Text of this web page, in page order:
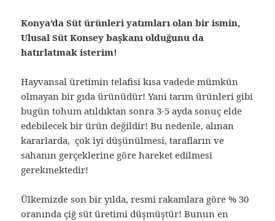
Konya’da Süt ürünleri yatımları olan bir ismin,
Ulusal Süt Konsey başkanı olduğunu da
hatırlatmak isterim!
Hayvansal üretimin telafisi kısa vadede mümkün
olmayan bir gıda ürünüdür! Yani tarım ürünleri gibi
bugün tohum atıldıktan sonra 3-5 ayda sonuç elde
edebilecek bir ürün değildir! Bu nedenle, alınan
kararlarda, çok iyi düşünülmesi, tarafların ve
sahanın gerçeklerine göre hareket edilmesi
gerekmektedir!
Ülkemizde son bir yılda, resmi rakamlara göre % 30
oranında çiğ süt üretimi düşmüştür! Bunun en